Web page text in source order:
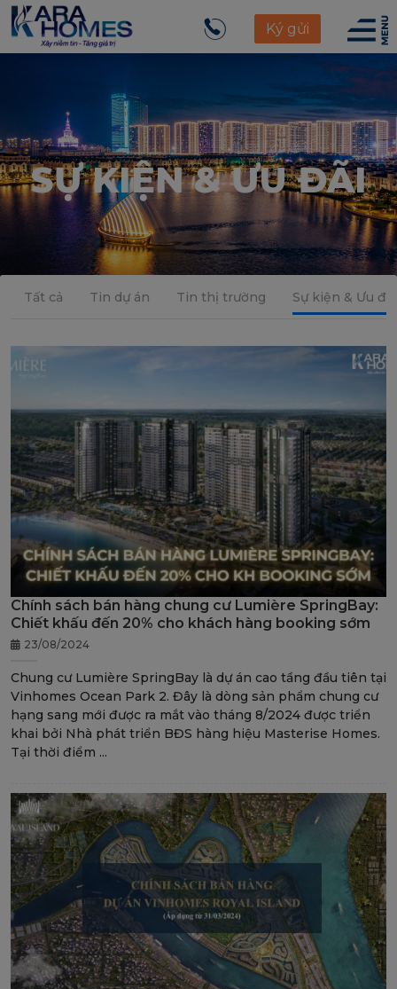
Ký gửi
SỰ KIỆN & ƯU ĐÃI
Tất cả Tin dự án Tin thị trường Sự kiện & Ưu đãi
Chính sách bán hàng chung cư Lumière SpringBay:
Chiết khấu đến 20% cho khách hàng booking sớm
23/08/2024
Chung cư Lumière SpringBay là dự án cao tầng đầu tiên tại
Vinhomes Ocean Park 2. Đây là dòng sản phẩm chung cư
hạng sang mới được ra mắt vào tháng 8/2024 được triển
khai bởi Nhà phát triển BĐS hàng hiệu Masterise Homes.
Tại thời điểm ...